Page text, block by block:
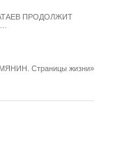
ПРОДОЛЖИТ
Страницы жизни»